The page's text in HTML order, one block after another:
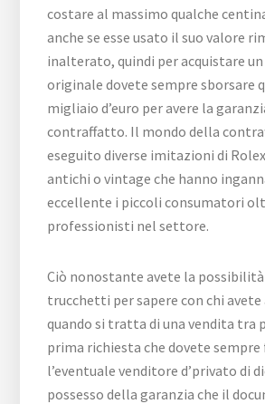
costare al massimo qualche
anche se esse usato il suo valore
inalterato, quindi per acquistare un
originale dovete sempre sborsare
migliaio d’euro per avere la
contraffatto. Il mondo della
eseguito diverse imitazioni di
antichi o vintage che hanno
eccellente i piccoli consumatori
professionisti nel settore.
Ciò nonostante avete la possibilità
trucchetti per sapere con chi avete
quando si tratta di una vendita tra
prima richiesta che dovete sempre
l’eventuale venditore d’privato di
possesso della garanzia che il